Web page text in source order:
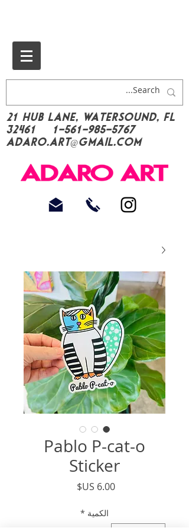
21 Hub Lane, Watersound, FL
32461
1-561-985-5767
Adaro.Art@gmail.com
Pablo P-cat-o
Sticker
الكمية *